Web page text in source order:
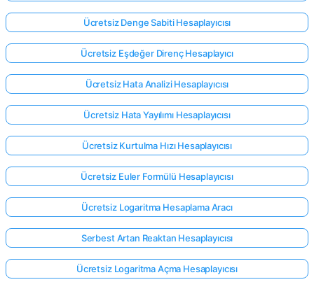
Ücretsiz Denge Sabiti Hesaplayıcısı
Ücretsiz Eşdeğer Direnç Hesaplayıcı
Ücretsiz Hata Analizi Hesaplayıcısı
Ücretsiz Hata Yayılımı Hesaplayıcısı
Ücretsiz Kurtulma Hızı Hesaplayıcısı
Ücretsiz Euler Formülü Hesaplayıcısı
Ücretsiz Logaritma Hesaplama Aracı
Serbest Artan Reaktan Hesaplayıcısı
Ücretsiz Logaritma Açma Hesaplayıcısı